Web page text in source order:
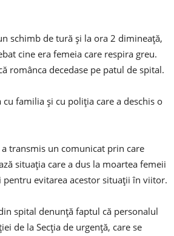
schimb de tură și la ora 2 dimineață,
cine era femeia care respira greu.
românca decedase pe patul de spital.
familia și cu poliția care a deschis o
transmis un comunicat prin care
situația care a dus la moartea femeii
pentru evitarea acestor situații în viitor.
spital denunță faptul că personalul
de la Secția de urgență, care se